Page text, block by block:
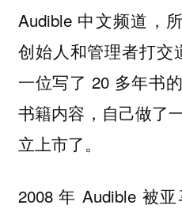
Audible 中文频道，
创始人和管理者打交
一位写了 20 多年书
书籍内容，自己做了
立上市了。
2008 年 Audible 被